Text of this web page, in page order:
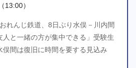
13:00）
れんじ鉄道、8日ぶり水俣－川内間
と一緒の方が集中できる」受験生
間は復旧に時間を要する見込み